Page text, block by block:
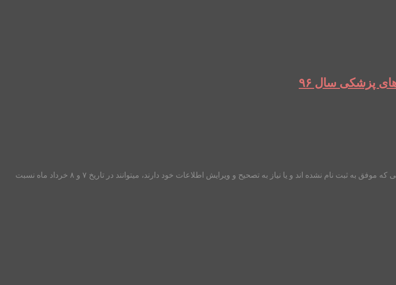
پزشکی سال ۹۶
فرصتی دیگر برای ثبت نام آزمون کارشناسی ارشد وزارت بهداشت سال ۹۶ داوطلبانی که موفق به ثبت نام نشده اند و یا نیاز به تصحیح و ویرایش اطلاعات خود دارند، میتوانند در تاریخ ۷ و ۸ خرداد ماه نسبت